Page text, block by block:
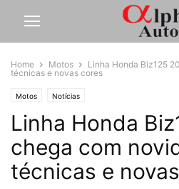
Home Motos
Linha Honda Biz125
técnicas e novas cores
Motos Notícias
Linha Honda
chega com
técnicas e